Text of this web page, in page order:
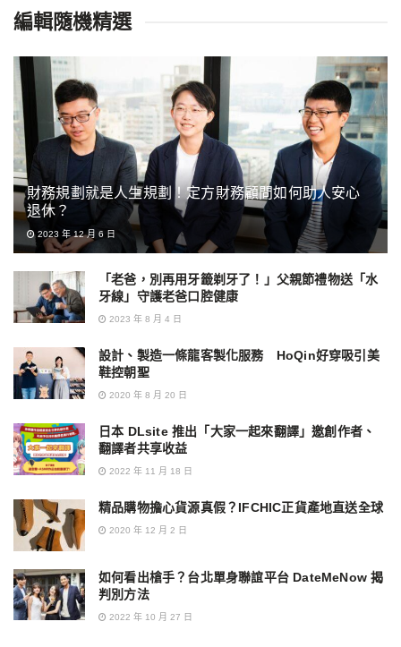
編輯隨機精選
財務規劃就是人生規劃！定方財務顧問如何助人安心
退休？
2023 年 12 月 6 日
「老爸，別再用牙籤剃牙了！」父親節禮物送「水
牙線」守護老爸口腔健康
2023 年 8 月 4 日
設計、製造一條龍客製化服務 HoQin好穿吸引美
鞋控朝聖
2020 年 8 月 20 日
日本 DLsite 推出「大家一起來翻譯」邀創作者、
翻譯者共享收益
2022 年 11 月 18 日
精品購物擔心貨源真假？IFCHIC正貨產地直送全球
2020 年 12 月 2 日
如何看出槍手？台北單身聯誼平台 DateMeNow 揭
判別方法
2022 年 10 月 27 日